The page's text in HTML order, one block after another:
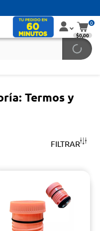
0
$0,00
Termos y
FILTRAR